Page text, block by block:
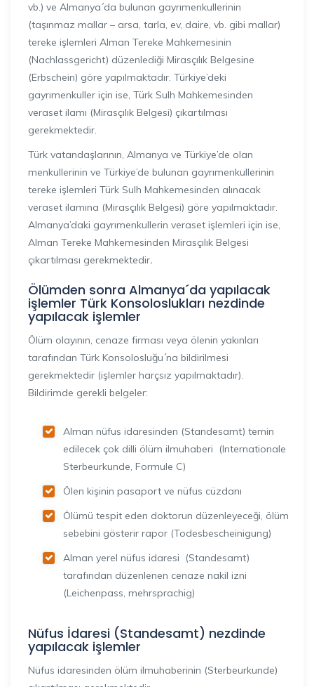
vb.) ve Almanya´da bulunan gayrımenkullerinin
(taşınmaz mallar – arsa, tarla, ev, daire, vb. gibi mallar)
tereke işlemleri Alman Tereke Mahkemesinin
(Nachlassgericht) düzenlediği Mirasçılık Belgesine
(Erbschein) göre yapılmaktadır. Türkiye’deki
gayrımenkuller için ise, Türk Sulh Mahkemesinden
veraset ilamı (Mirasçılık Belgesi) çıkartılması
gerekmektedir.
Türk vatandaşlarının, Almanya ve Türkiye’de olan
menkullerinin ve Türkiye’de bulunan gayrımenkullerinin
tereke işlemleri Türk Sulh Mahkemesinden alınacak
veraset ilamına (Mirasçılık Belgesi) göre yapılmaktadır.
Almanya’daki gayrımenkullerin veraset işlemleri için ise,
Alman Tereke Mahkemesinden Mirasçılık Belgesi
çıkartılması gerekmektedir.
Ölümden sonra Almanya´da yapılacak
işlemler Türk Konsoloslukları nezdinde
yapılacak işlemler
Ölüm olayının, cenaze firması veya ölenin yakınları
tarafından Türk Konsolosluğu´na bildirilmesi
gerekmektedir (işlemler harçsız yapılmaktadır).
Bildirimde gerekli belgeler:
Alman nüfus idaresinden (Standesamt) temin
edilecek çok dilli ölüm ilmuhaberi (Internationale
Sterbeurkunde, Formule C)
Ölen kişinin pasaport ve nüfus cüzdanı
Ölümü tespit eden doktorun düzenleyeceği, ölüm
sebebini gösterir rapor (Todesbescheinigung)
Alman yerel nüfus idaresi (Standesamt)
tarafından düzenlenen cenaze nakil izni
(Leichenpass, mehrsprachig)
Nüfus İdaresi (Standesamt) nezdinde
yapılacak işlemler
Nüfus idaresinden ölüm ilmuhaberinin (Sterbeurkunde)